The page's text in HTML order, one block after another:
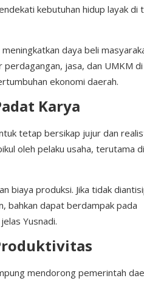
kebutuhan hidup layak di
daya beli
jasa, dan UMKM
ekonomi daerah.
Karya
tetap bersikap jujur dan
oleh pelaku usaha, terutama
biaya produksi. Jika tidak
bahkan dapat berdampak pada
Yusnadi.
mendorong pemerintah